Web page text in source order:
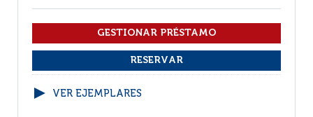
VER EJEMPLARES